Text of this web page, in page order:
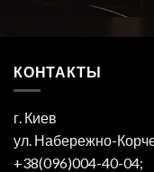
КОНТАКТЫ
г. Киев
ул. Набережно-
+38(096)004-40-04;